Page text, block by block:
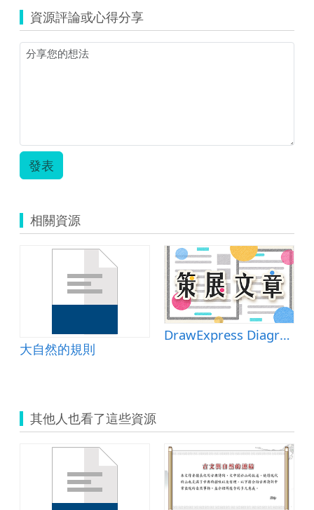
資源評論或心得分享
發表
相關資源
大自然的規則
DrawExpress Diagram Lite
其他人也看了這些資源